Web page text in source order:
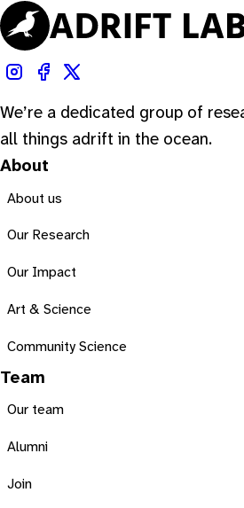
We’re a dedicated group of
all things adrift in the ocean.
About
About us
Our Research
Our Impact
Art & Science
Community Science
Team
Our team
Alumni
Join